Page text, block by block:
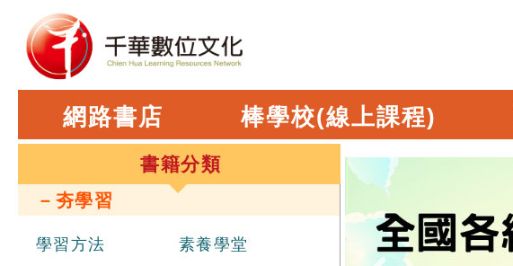
網路書店 棒學校(線上課程)
書籍分類
－夯學習
學習方法
素養學堂